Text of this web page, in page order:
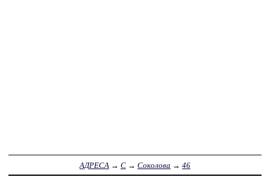
АДРЕСА → С → Соколова → 46